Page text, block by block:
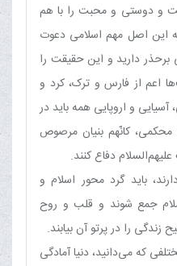
و دوستی و محبت را با هم
این اصل مهم اسلامی دعوت
برحذر دارید و این حقیقت را
اعم از فارس و ترک، کرد و
آسیایی و اروپایی همه باید در
کانّهم بنیان مرصوص
دفاع کنند.
باید گرد محور اسلام و
جمع شوند و قلب و روح
زندگی را در پرتو آن بیابند.
که می‌دانید، دنیا آمادگی